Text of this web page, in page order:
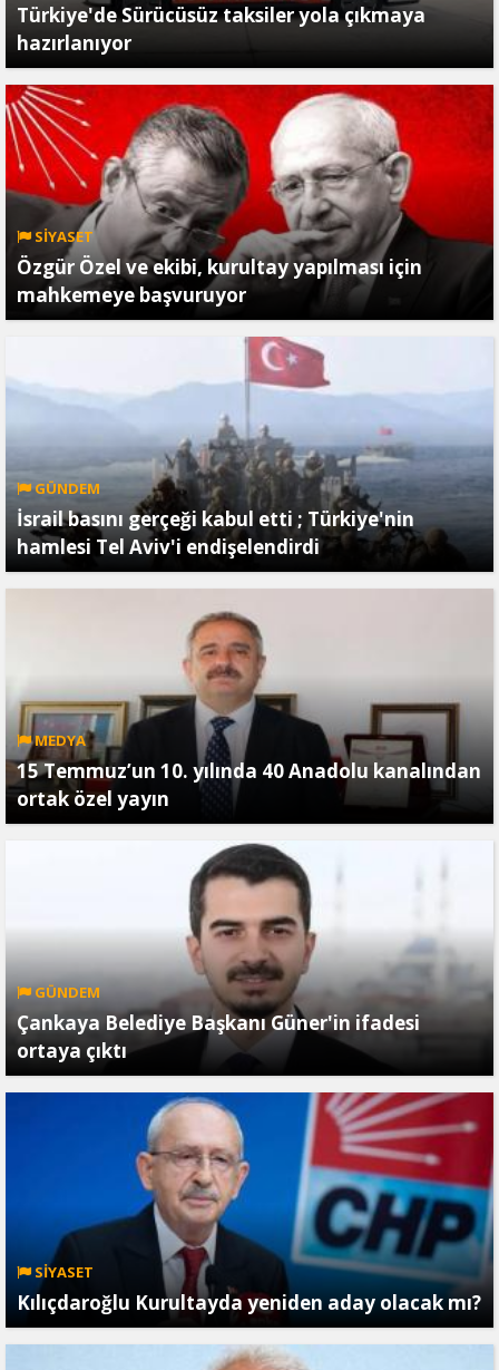
Türkiye'de Sürücüsüz taksiler yola çıkmaya
hazırlanıyor
SİYASET
Özgür Özel ve ekibi, kurultay yapılması için
mahkemeye başvuruyor
GÜNDEM
İsrail basını gerçeği kabul etti ; Türkiye'nin
hamlesi Tel Aviv'i endişelendirdi
MEDYA
15 Temmuz’un 10. yılında 40 Anadolu kanalından
ortak özel yayın
GÜNDEM
Çankaya Belediye Başkanı Güner'in ifadesi
ortaya çıktı
SİYASET
Kılıçdaroğlu Kurultayda yeniden aday olacak mı?